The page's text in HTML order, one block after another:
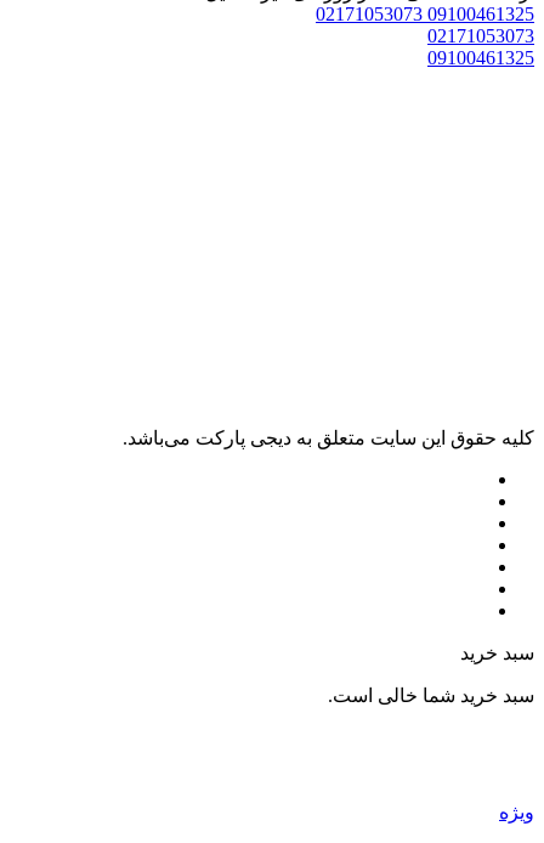
09100461325
02171053073
02171053073
09100461325
کليه حقوق اين سايت متعلق به دیجی پارکت می‌باشد.
سبد خرید
سبد خرید شما خالی است.
ویژه